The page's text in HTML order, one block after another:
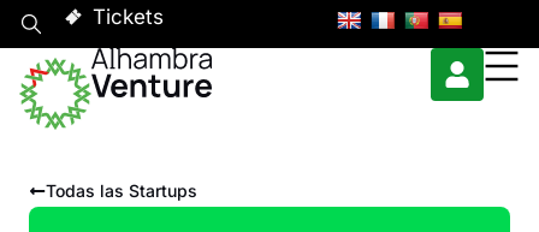
Tickets
Todas las Startups